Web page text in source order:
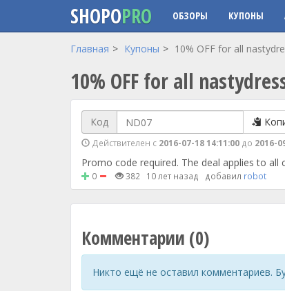
Перейти к основному содержанию
SHOPOPRO ОБЗОРЫ КУПОНЫ
Главная Купоны 10% OFF for all
10% OFF for all
Код
Действителен с 2016-07-18 14:11:00 до 2016-
Promo code required. The deal applies to
0 382 10 лет назад добавил robot
Комментарии (0)
Никто ещё не оставил комментариев.